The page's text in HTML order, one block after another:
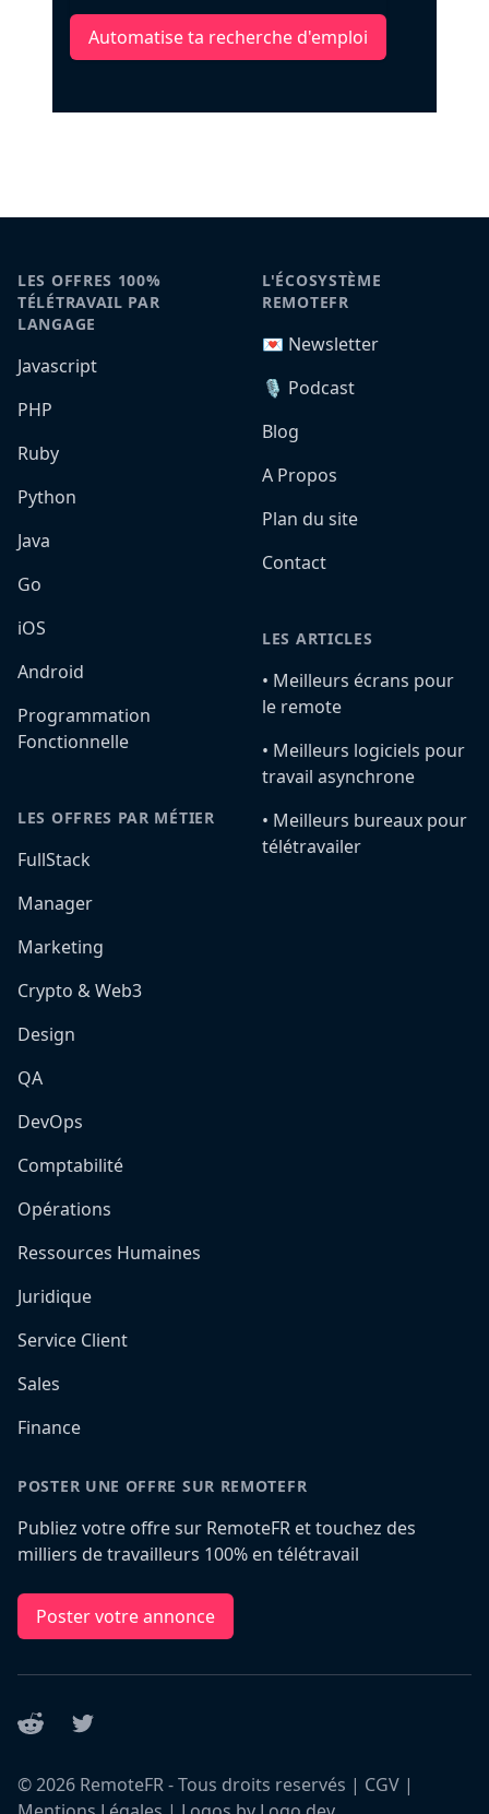
Automatise ta recherche d'emploi
LES OFFRES 100%
TÉLÉTRAVAIL PAR
LANGAGE
Javascript
PHP
Ruby
Python
Java
Go
iOS
Android
Programmation
Fonctionnelle
LES OFFRES PAR MÉTIER
FullStack
Manager
Marketing
Crypto & Web3
Design
QA
DevOps
Comptabilité
Opérations
Ressources Humaines
Juridique
Service Client
Sales
Finance
L'ÉCOSYSTÈME
REMOTEFR
💌 Newsletter
🎙️ Podcast
Blog
A Propos
Plan du site
Contact
LES ARTICLES
•️ Meilleurs écrans pour
le remote
•️ Meilleurs logiciels pour
travail asynchrone
•️ Meilleurs bureaux pour
télétravailer
POSTER UNE OFFRE SUR REMOTEFR
Publiez votre offre sur RemoteFR et touchez des
milliers de travailleurs 100% en télétravail
Poster votre annonce
Reddit Twitter
©2026 RemoteFR - Tous droits reservés | CGV |